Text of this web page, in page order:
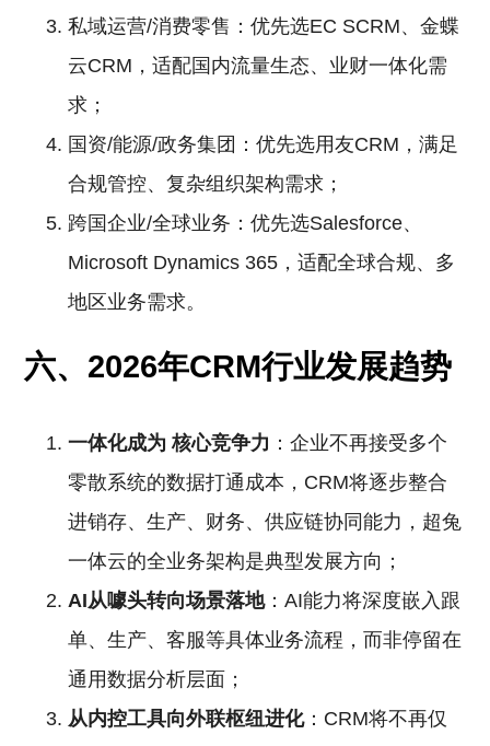
私域运营/消费零售：优先选EC SCRM、金蝶
云CRM，适配国内流量生态、业财一体化需
求；
国资/能源/政务集团：优先选用友CRM，满足
合规管控、复杂组织架构需求；
跨国企业/全球业务：优先选Salesforce、
Microsoft Dynamics 365，适配全球合规、多
地区业务需求。
六、2026年CRM行业发展趋势
一体化成为 核心竞争力 ：企业不再接受多个
零散系统的数据打通成本，CRM将逐步整合
进销存、生产、财务、供应链协同能力，超兔
一体云的全业务架构是典型发展方向；
AI从噱头转向场景落地：AI能力将深度嵌入跟
单、生产、客服等具体业务流程，而非停留在
通用数据分析层面；
从内控工具向外联枢纽进化：CRM将不再仅